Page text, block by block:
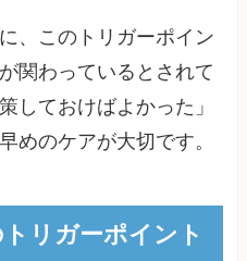
、このトリガーポイン
関わっているとされて
しておけばよかった」
めのケアが大切です。
リガーポイント